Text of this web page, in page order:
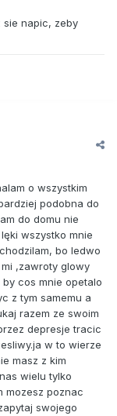
sie napic, zeby
o wszystkim
podobna do
do domu nie
wszystko mnie
bo ledwo
,zawroty glowy
cos mnie opetalo
z tym samemu a
razem ze swoim
depresje tracic
w to wierze
masz z kim
wielu tylko
mozesz poznac
swojego